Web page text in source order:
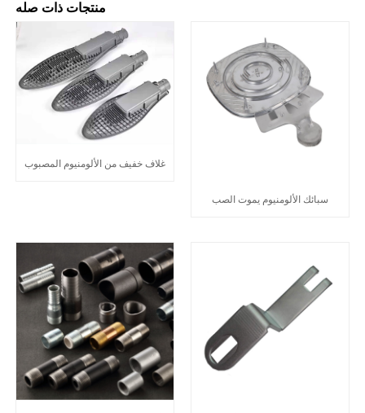
منتجات ذات صله
سبائك الألومنيوم يموت الصب
غلاف خفيف من الألومنيوم المصبوب